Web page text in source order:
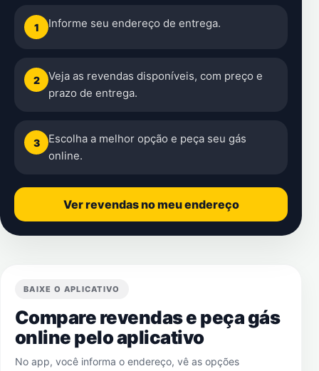
1 Informe seu endereço de entrega.
2
Veja as revendas disponíveis, com preço e
prazo de entrega.
3
Escolha a melhor opção e peça seu gás
online.
Ver revendas no meu endereço
BAIXE O APLICATIVO
Compare revendas e peça gás
online pelo aplicativo
No app, você informa o endereço, vê as opções